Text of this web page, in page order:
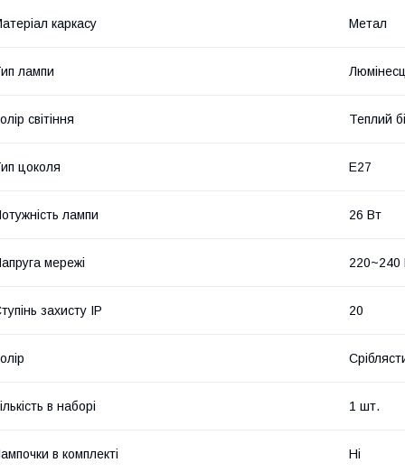
каркасу Метал
лампи
світіння Теплий
цоколя E27
лампи 26 Вт
мережі 220~240
захисту IP 20
в наборі 1 шт.
в комплекті Ні